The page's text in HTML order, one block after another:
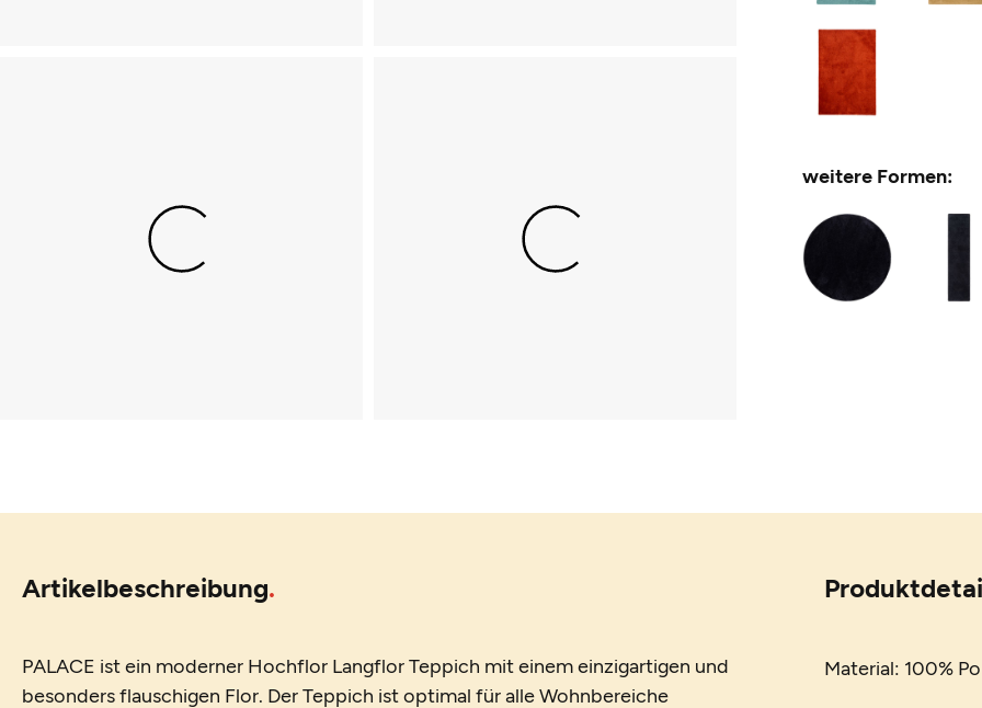
weitere Formen:
Artikelbeschreibung
PALACE ist ein moderner Hochflor Langflor Teppich mit einem einzigartigen und
besonders flauschigen Flor. Der Teppich ist optimal für alle Wohnbereiche
Material: 100%